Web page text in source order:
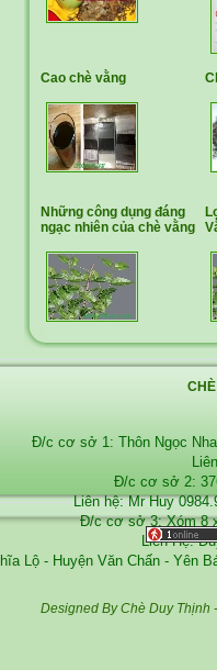
Cao chè vằng
Những công dụng đáng
ngạc nhiên của chè vằng
Đ/c cơ sở 1: Thôn Ngọc
Đ/c cơ sở 2:
Liên hệ: Mr Huy
Đ/c cơ sở 3: Xóm 8
Liên Hệ:
Lộ - Huyện Văn Chấn - Yên
Designed By Chè Duy Thịnh -